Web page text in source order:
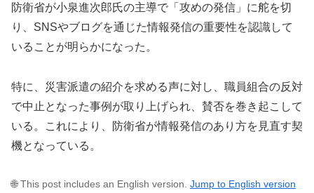
防衛省が小泉進次郎氏の主導で「攻めの発信」に舵を切
り、SNSやブログを通じた情報発信の重要性を認識して
いることが明らかになった。
特に、災害派遣の紹介を求める声に対し、職員組合の反対
で中止となった事例が取り上げられ、賛否を巻き起こして
いる。これにより、防衛省が情報発信のあり方を見直す契
機となっている。
🌐 This post includes an English version. Jump to English version